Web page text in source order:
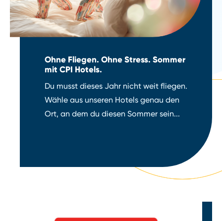
Ohne Fliegen. Ohne Stress. Sommer
mit CPI Hotels.
Du musst dieses Jahr nicht weit fliegen.
Wähle aus unseren Hotels genau den
Ort, an dem du diesen Sommer sein...